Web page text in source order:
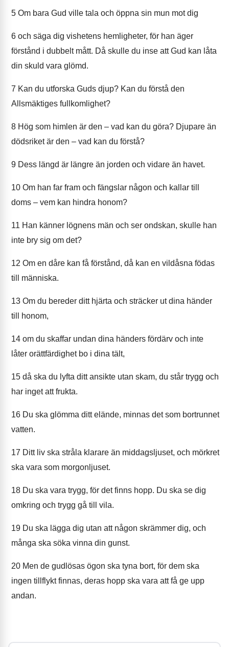
5 Om bara Gud ville tala och öppna sin mun mot dig
6 och säga dig vishetens hemligheter, för han äger
förstånd i dubbelt mått. Då skulle du inse att Gud kan låta
din skuld vara glömd.
7 Kan du utforska Guds djup? Kan du förstå den
Allsmäktiges fullkomlighet?
8 Hög som himlen är den – vad kan du göra? Djupare än
dödsriket är den – vad kan du förstå?
9 Dess längd är längre än jorden och vidare än havet.
10 Om han far fram och fängslar någon och kallar till
doms – vem kan hindra honom?
11 Han känner lögnens män och ser ondskan, skulle han
inte bry sig om det?
12 Om en dåre kan få förstånd, då kan en vildåsna födas
till människa.
13 Om du bereder ditt hjärta och sträcker ut dina händer
till honom,
14 om du skaffar undan dina händers fördärv och inte
låter orättfärdighet bo i dina tält,
15 då ska du lyfta ditt ansikte utan skam, du står trygg och
har inget att frukta.
16 Du ska glömma ditt elände, minnas det som bortrunnet
vatten.
17 Ditt liv ska stråla klarare än middagsljuset, och mörkret
ska vara som morgonljuset.
18 Du ska vara trygg, för det finns hopp. Du ska se dig
omkring och trygg gå till vila.
19 Du ska lägga dig utan att någon skrämmer dig, och
många ska söka vinna din gunst.
20 Men de gudlösas ögon ska tyna bort, för dem ska
ingen tillflykt finnas, deras hopp ska vara att få ge upp
andan.